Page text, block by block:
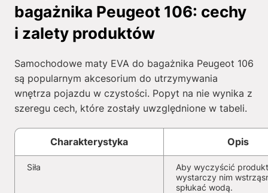
bagażnika Peugeot 106: cechy
i zalety produktów
Samochodowe maty EVA do bagażnika Peugeot 106
są popularnym akcesorium do utrzymywania
wnętrza pojazdu w czystości. Popyt na nie wynika z
szeregu cech, które zostały uwzględnione w tabeli.
Charakterystyka Opis
Siła
Aby wyczyścić
wystarczy nim
spłukać wodą.